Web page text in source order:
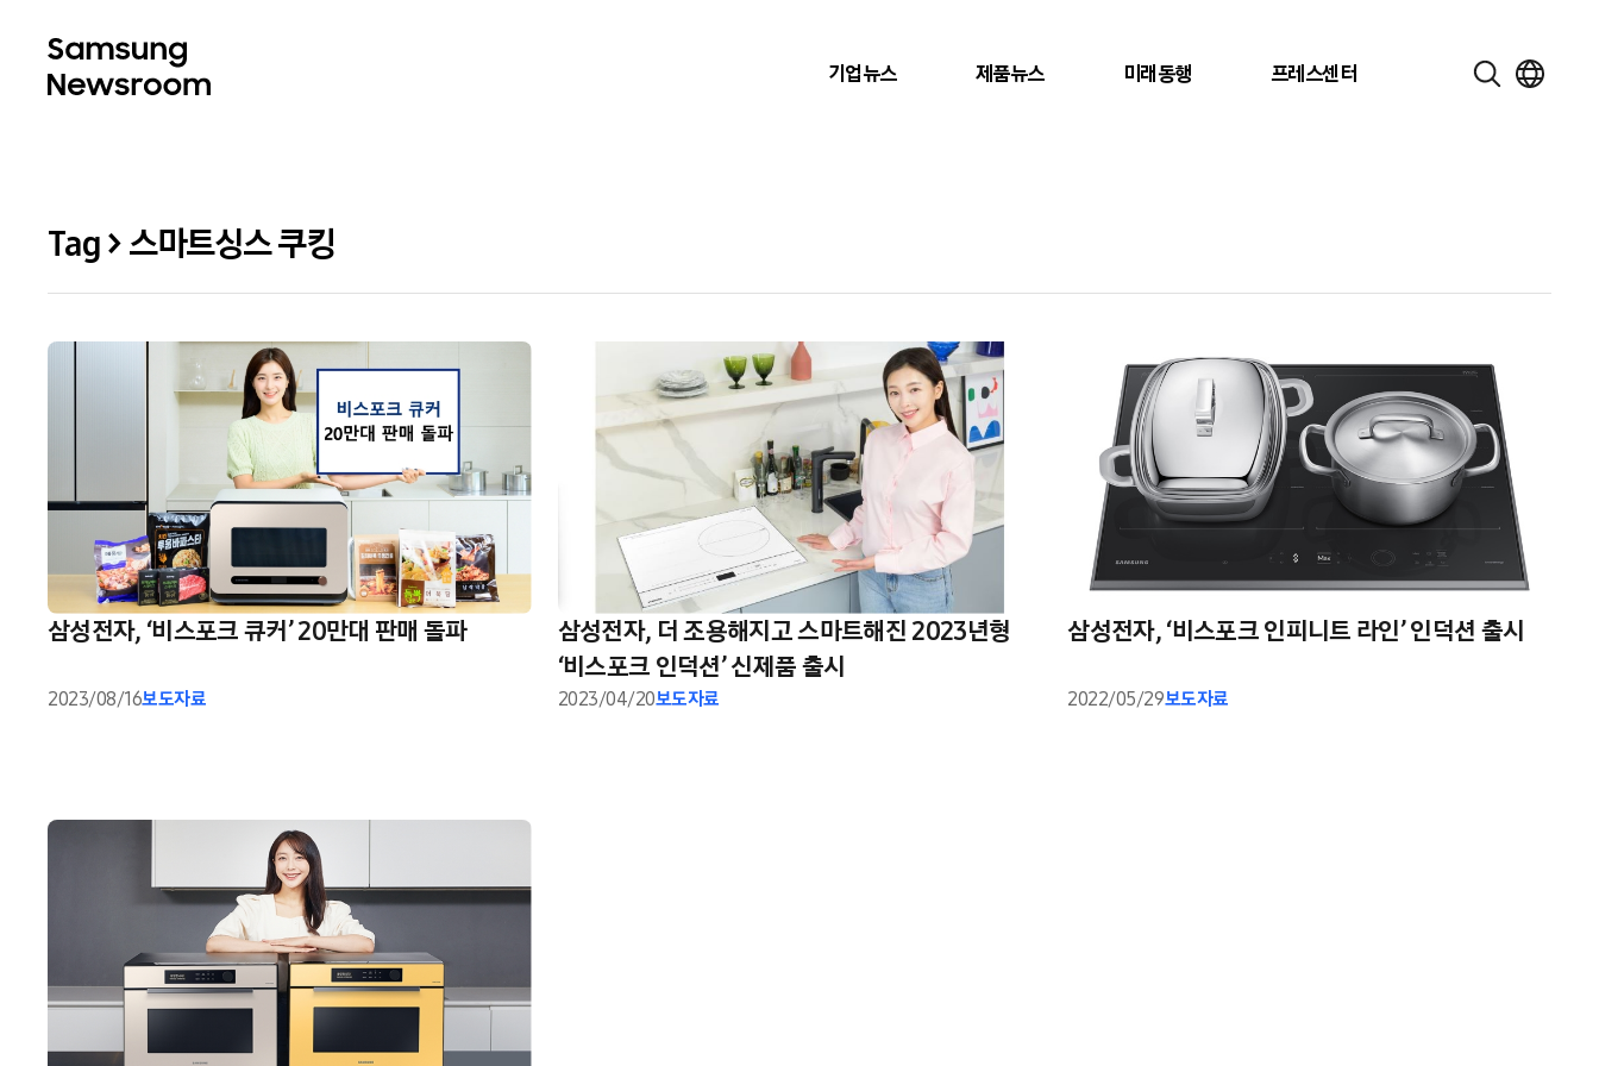
기업뉴스 제품뉴스 미래동행 프레스센터
Tag > 스마트싱스 쿠킹
삼성전자, ‘비스포크 큐커’ 20만대 판매 돌파
2023/08/16보도자료
삼성전자, 더 조용해지고 스마트해진 2023년형
‘비스포크 인덕션’ 신제품 출시
2023/04/20보도자료
삼성전자, ‘비스포크 인피니트 라인’ 인덕션 출시
2022/05/29보도자료